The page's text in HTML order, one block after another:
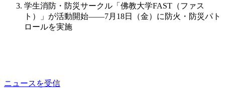
学生消防・防災サークル「佛教大学FAST（ファス
ト）」が活動開始――7月18日（金）に防火・防災パト
ロールを実施
ニュースを受信